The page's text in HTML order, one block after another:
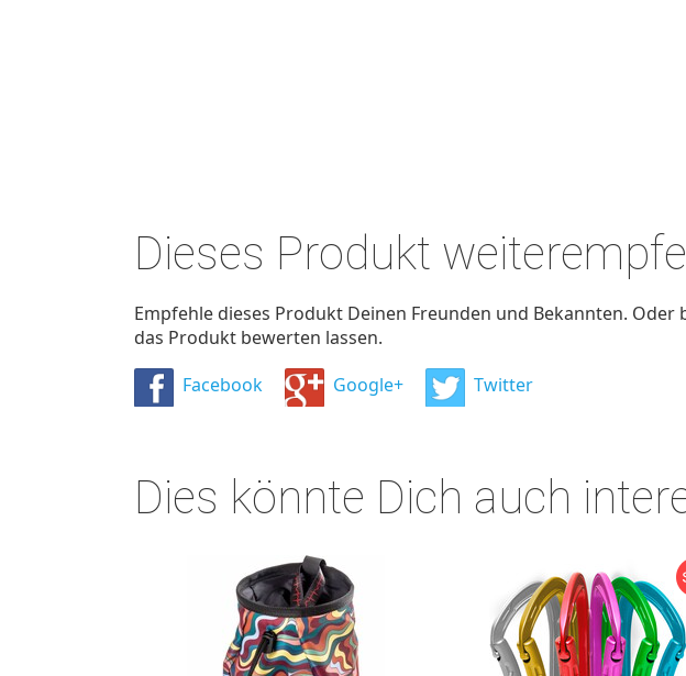
Dieses Produkt
Empfehle dieses Produkt Deinen Freunden und Bekannten.
das Produkt bewerten lassen.
Facebook
Google+ Twitter
Dies könnte Dich auch